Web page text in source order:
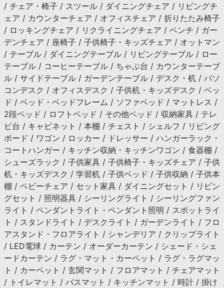
/ チェア・椅子 / スツール / ダイニングチェア / リビングチ
ェア / カウンターチェア / オフィスチェア / 折りたたみ椅子
/ ロッキングチェア / リクライニングチェア / ベンチ / ガー
デンチェア / 座椅子 / 子供椅子・キッズチェア / オットマン
/ テーブル / ダイニングテーブル / リビングテーブル / ロー
テーブル / コーヒーテーブル / ちゃぶ台 / カウンターテーブ
ル / サイドテーブル / ガーデンテーブル / デスク・机 / パソ
コンデスク / オフィスデスク / 子供机・キッズデスク / ベッ
ド / ベッド・ベッドフレーム / ソファベッド / マットレス /
2段ベッド / ロフトベッド / その他ベッド / 収納家具 / テレ
ビ台 / キャビネット / 本棚 / チェスト / シェルフ / リビング
ボード / ワゴン / ロッカー / ドレッサー / ハンガーラック・
コートハンガー / キッチン収納・キッチンワゴン / 食器棚 /
シューズラック / 子供家具 / 子供椅子・キッズチェア / 子供
机・キッズデスク / 学習机 / 子供ベッド / 子供収納 / 子供本
棚 / ベビーチェア / セット家具 / ダイニングセット / リビン
グセット / 照明器具 / シーリングライト / シーリングファン
ライト / ペンダントライト・ペンダント照明 / スポットライ
ト / スタンドライト / デスクライト / ガーデンライト / フロ
アスタンド・フロアライト / シャンデリア / クリップライト
/ LED電球 / カーテン / オーダーカーテン / シェード・シェ
ードカーテン / ラグ・マット・カーペット / ラグ・ラグマッ
ト / カーペット / 玄関マット / フロアマット / チェアマット
/ トイレマット / バスマット / キッチンマット / 時計 / 掛け